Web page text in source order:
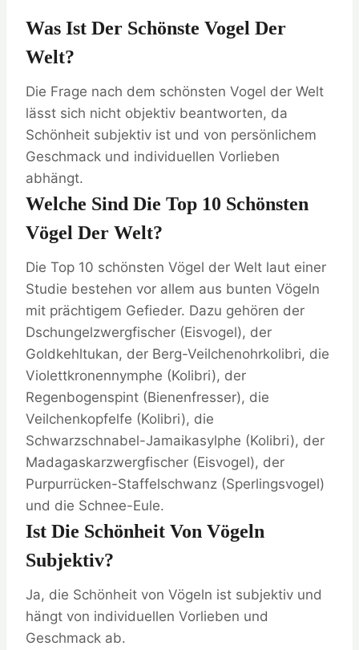
Was Ist Der Schönste Vogel Der
Welt?
Die Frage nach dem schönsten Vogel der Welt
lässt sich nicht objektiv beantworten, da
Schönheit subjektiv ist und von persönlichem
Geschmack und individuellen Vorlieben
abhängt.
Welche Sind Die Top 10 Schönsten
Vögel Der Welt?
Die Top 10 schönsten Vögel der Welt laut einer
Studie bestehen vor allem aus bunten Vögeln
mit prächtigem Gefieder. Dazu gehören der
Dschungelzwergfischer (Eisvogel), der
Goldkehltukan, der Berg-Veilchenohrkolibri, die
Violettkronennymphe (Kolibri), der
Regenbogenspint (Bienenfresser), die
Veilchenkopfelfe (Kolibri), die
Schwarzschnabel-Jamaikasylphe (Kolibri), der
Madagaskarzwergfischer (Eisvogel), der
Purpurrücken-Staffelschwanz (Sperlingsvogel)
und die Schnee-Eule.
Ist Die Schönheit Von Vögeln
Subjektiv?
Ja, die Schönheit von Vögeln ist subjektiv und
hängt von individuellen Vorlieben und
Geschmack ab.